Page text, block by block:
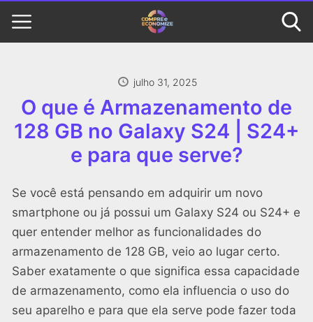
julho 31, 2025
O que é Armazenamento de
128 GB no Galaxy S24 | S24+
e para que serve?
Se você está pensando em adquirir um novo
smartphone ou já possui um Galaxy S24 ou S24+ e
quer entender melhor as funcionalidades do
armazenamento de 128 GB, veio ao lugar certo.
Saber exatamente o que significa essa capacidade
de armazenamento, como ela influencia o uso do
seu aparelho e para que ela serve pode fazer toda